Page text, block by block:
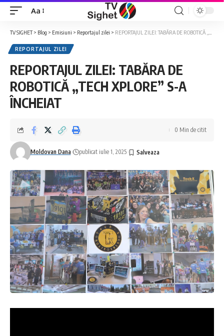
Font
Resizer
Aa
TV SIGHET> Blog > Emisiuni > Reportajul zilei > REPORTAJUL ZILEI: TABĂRA DE ROBOTICĂ „TECH XPLORE” S-A ÎNCHEIAT
REPORTAJUL ZILEI
REPORTAJUL ZILEI: TABĂRA DE
ROBOTICĂ „TECH XPLORE” S-A
ÎNCHEIAT
Moldovan Dana publicat iulie 1, 2025
0 Min de citit